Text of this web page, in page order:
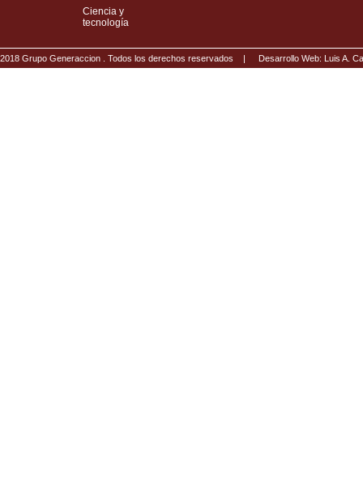
Ciencia y
tecnología
2018 Grupo Generaccion . Todos los derechos reservados | Desarrollo Web: Luis